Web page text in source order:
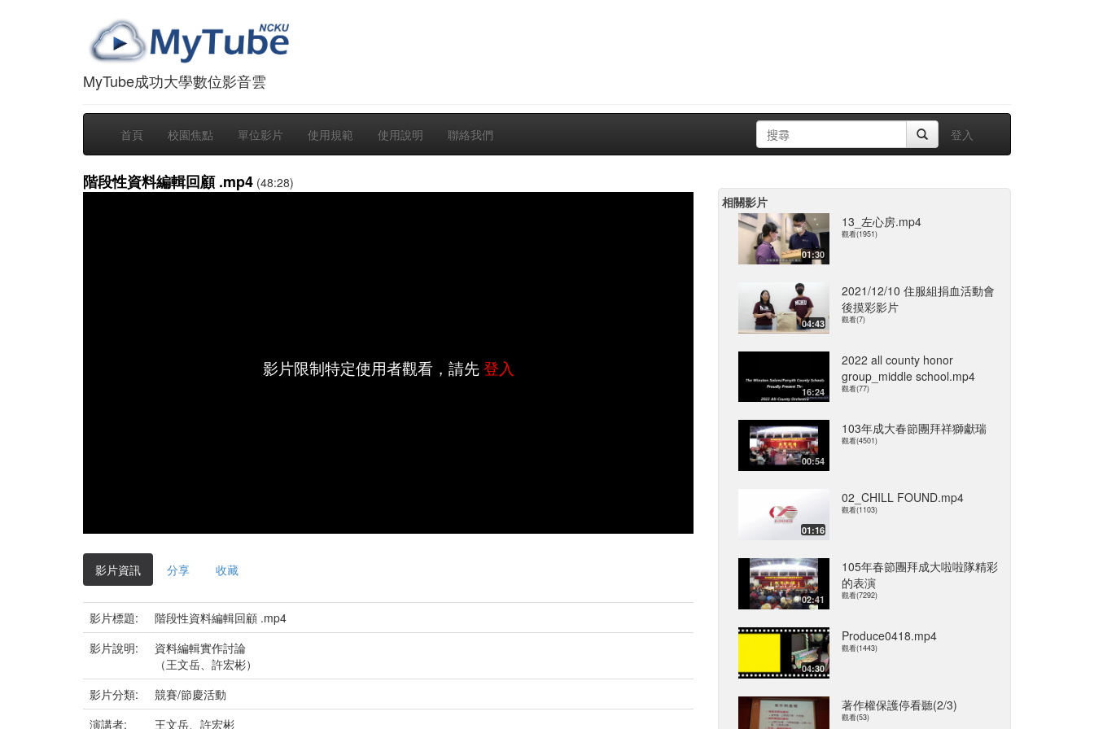
MyTube成功大學數位影音雲
首頁 校園焦點 單位影片 使用規範 使用說明 聯絡我們 登入
階段性資料編輯回顧 .mp4 (48:28)
影片限制特定使用者觀看，請先登入
影片資訊 分享 收藏
影片標題:
階段性資料編輯回顧 .mp4
影片說明:
資料編輯實作討論
（王文岳、許宏彬）
影片分類:
競賽/節慶活動
演講者:
王文岳、許宏彬
相關影片
01:30
13_左心房.mp4
觀看(1951)
04:43
2021/12/10 住服組捐血活動會
後摸彩影片
觀看(7)
16:24
2022 all county honor
group_middle school.mp4
觀看(77)
00:54
103年成大春節團拜祥獅獻瑞
觀看(4501)
01:16
02_CHILL FOUND.mp4
觀看(1103)
02:41
105年春節團拜成大啦啦隊精彩
的表演
觀看(7292)
04:30
Produce0418.mp4
觀看(1443)
著作權保護停看聽(2/3)
觀看(53)